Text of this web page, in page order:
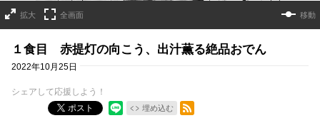
拡大 全画面 移動
１食目 赤提灯の向こう、出汁薫る絶品おでん
2022年10月25日
シェアして応援しよう！
ポスト
埋め込む
RSSフィード